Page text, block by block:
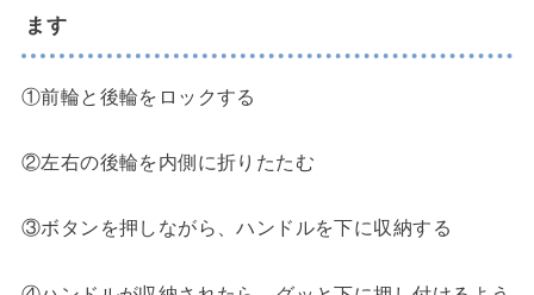
ます
①前輪と後輪をロックする
②左右の後輪を内側に折りたたむ
③ボタンを押しながら、ハンドルを下に収納する